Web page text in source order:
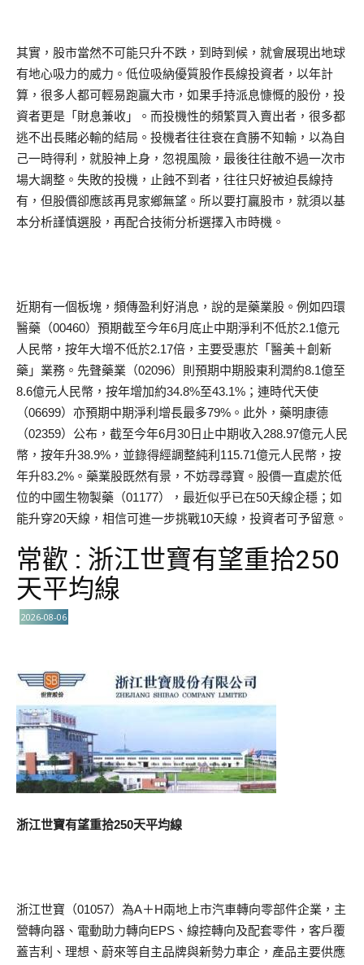
其實，股市當然不可能只升不跌，到時到候，就會展現出地球
有地心吸力的威力。低位吸納優質股作長線投資者，以年計
算，很多人都可輕易跑贏大市，如果手持派息慷慨的股份，投
資者更是「財息兼收」。而投機性的頻繁買入賣出者，很多都
逃不出長賭必輸的結局。投機者往往衰在貪勝不知輸，以為自
己一時得利，就股神上身，忽視風險，最後往往敵不過一次市
場大調整。失敗的投機，止蝕不到者，往往只好被迫長線持
有，但股價卻應該再見家鄉無望。所以要打贏股市，就須以基
本分析謹慎選股，再配合技術分析選擇入市時機。
近期有一個板塊，頻傳盈利好消息，說的是藥業股。例如四環
醫藥（00460）預期截至今年6月底止中期淨利不低於2.1億元
人民幣，按年大增不低於2.17倍，主要受惠於「醫美＋創新
藥」業務。先聲藥業（02096）則預期中期股東利潤約8.1億至
8.6億元人民幣，按年增加約34.8%至43.1%；連時代天使
（06699）亦預期中期淨利增長最多79%。此外，藥明康德
（02359）公布，截至今年6月30日止中期收入288.97億元人民
幣，按年升38.9%，並錄得經調整純利115.71億元人民幣，按
年升83.2%。藥業股既然有景，不妨尋尋寶。股價一直處於低
位的中國生物製藥（01177），最近似乎已在50天線企穩；如
能升穿20天線，相信可進一步挑戰10天線，投資者可予留意。
常歡 : 浙江世寶有望重拾250
天平均線
2026-08-06
浙江世寶有望重拾250天平均線
浙江世寶（01057）為A＋H兩地上市汽車轉向零部件企業，主
營轉向器、電動助力轉向EPS、線控轉向及配套零件，客戶覆
蓋吉利、理想、蔚來等自主品牌與新勢力車企，產品主要供應